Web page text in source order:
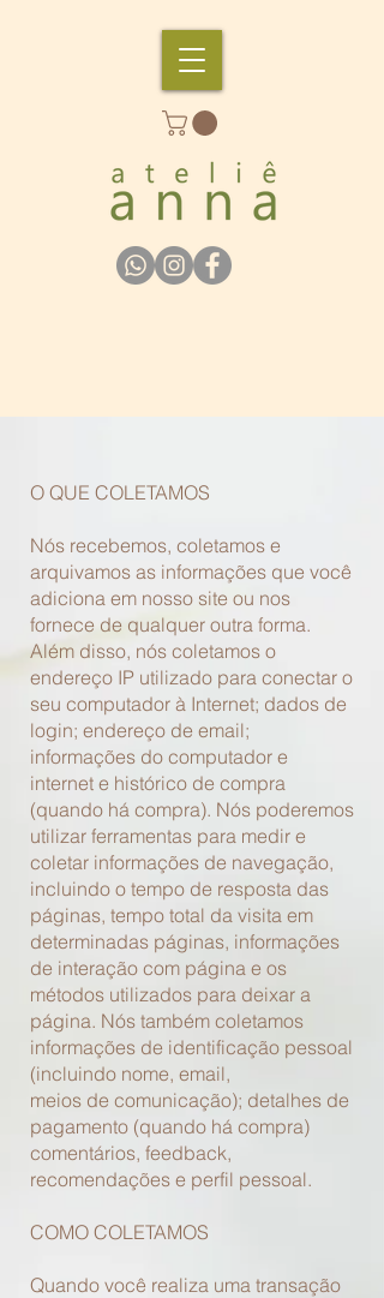
O QUE COLETAMOS
Nós recebemos, coletamos e
arquivamos as informações que você
adiciona em nosso site ou nos
fornece de qualquer outra forma.
Além disso, nós coletamos o
endereço IP utilizado para conectar o
seu computador à Internet; dados de
login; endereço de email;
informações do computador e
internet e histórico de compra
(quando há compra). Nós poderemos
utilizar ferramentas para medir e
coletar informações de navegação,
incluindo o tempo de resposta das
páginas, tempo total da visita em
determinadas páginas, informações
de interação com página e os
métodos utilizados para deixar a
página. Nós também coletamos
informações de identificação pessoal
(incluindo nome, email,
meios de comunicação); detalhes de
pagamento (quando há compra)
comentários, feedback,
recomendações e perfil pessoal.
COMO COLETAMOS
Quando você realiza uma transação